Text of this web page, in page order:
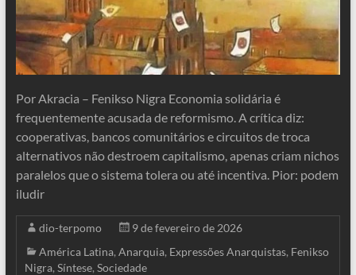
Por Akracia – Fenikso Nigra Economia solidária é
frequentemente acusada de reformismo. A crítica diz:
cooperativas, bancos comunitários e circuitos de troca
alternativos não destroem capitalismo, apenas criam nichos
paralelos que o sistema tolera ou até incentiva. Pior: podem
iludir
dio-terpomo
9 de fevereiro de 2026
América Latina, Anarquia, Expressões Anarquistas, Fenikso
Nigra, Síntese, Sociedade